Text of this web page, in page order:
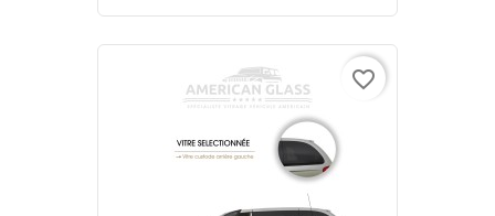
favorite_border